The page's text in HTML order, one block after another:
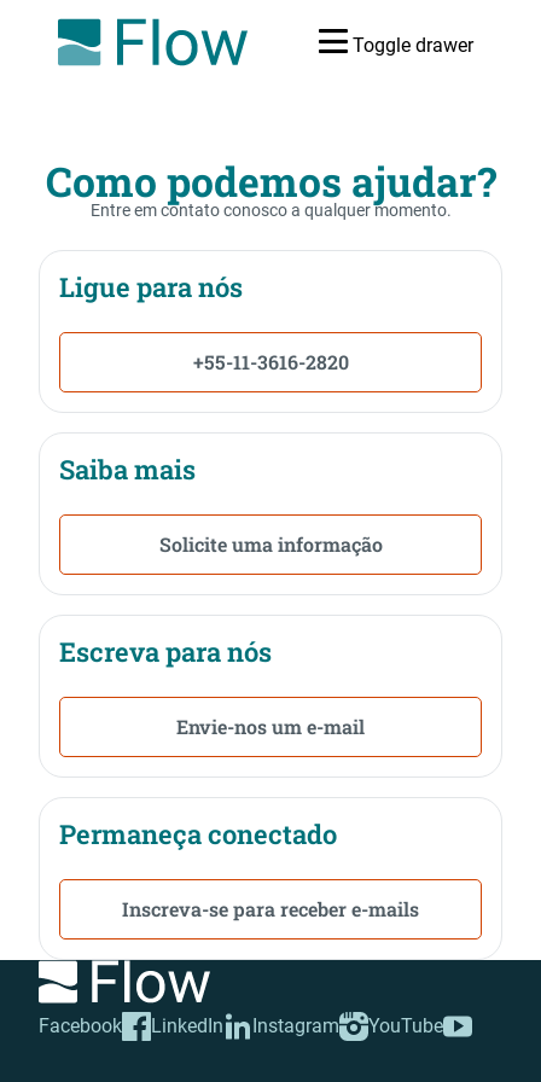
Toggle drawer
Como podemos ajudar?
Entre em contato conosco a qualquer momento.
Ligue para nós
+55-11-3616-2820
Saiba mais
Solicite uma informação
Escreva para nós
Envie-nos um e-mail
Permaneça conectado
Inscreva-se para receber e-mails
Facebook LinkedIn Instagram YouTube